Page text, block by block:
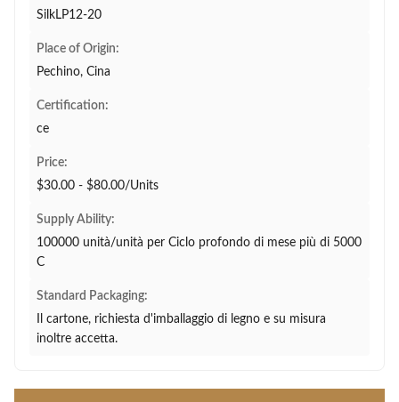
SilkLP12-20
Place of Origin:
Pechino, Cina
Certification:
ce
Price:
$30.00 - $80.00/Units
Supply Ability:
100000 unità/unità per Ciclo profondo di mese più di 5000
C
Standard Packaging:
Il cartone, richiesta d'imballaggio di legno e su misura
inoltre accetta.